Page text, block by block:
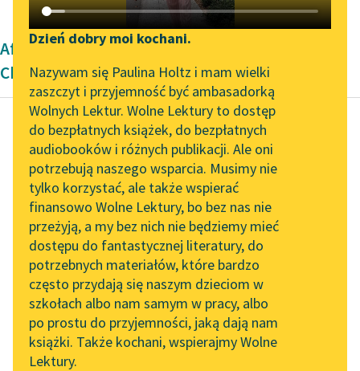
Katalog DAISY
Podkasty o książkach
Zgłoś brak utworu
Aktualności
„Prokurator Alicja Horn”
do słuchania
Byliśmy częścią AI Impact
Lab
Zapraszamy na spotkanie
online z tłumaczkami
literatury skandynawskiej
Spotkanie z Katarzyną
Tunkiel w Oslo
102. lata temu zmarł
Joseph Conrad
Narzędzia
Mapa Wolnych Lektur
Leśmianator
Przewodnik dla piszących i
czytających
API
OAI-PMH
Widget Wolnych Lektur
Przypisy
Dzień dobry moi kochani.
Nazywam się Paulina Holtz i mam wielki
zaszczyt i przyjemność być ambasadorką
Wolnych Lektur. Wolne Lektury to dostęp
do bezpłatnych książek, do bezpłatnych
audiobooków i różnych publikacji. Ale oni
potrzebują naszego wsparcia. Musimy nie
tylko korzystać, ale także wspierać
finansowo Wolne Lektury, bo bez nas nie
przeżyją, a my bez nich nie będziemy mieć
dostępu do fantastycznej literatury, do
potrzebnych materiałów, które bardzo
często przydają się naszym dzieciom w
szkołach albo nam samym w pracy, albo
po prostu do przyjemności, jaką dają nam
książki. Także kochani, wspierajmy Wolne
Lektury.
Aforyzm Oświecenie Sébastiena-Rocha de
Chamforta
Sébastien-Roch Nicolas de
Chamfort
Charaktery i
anegdoty
Pan de L… powiadał o
rozkoszach miłości, że
kiedy nie można już być
rozrzutnym, trzeba...